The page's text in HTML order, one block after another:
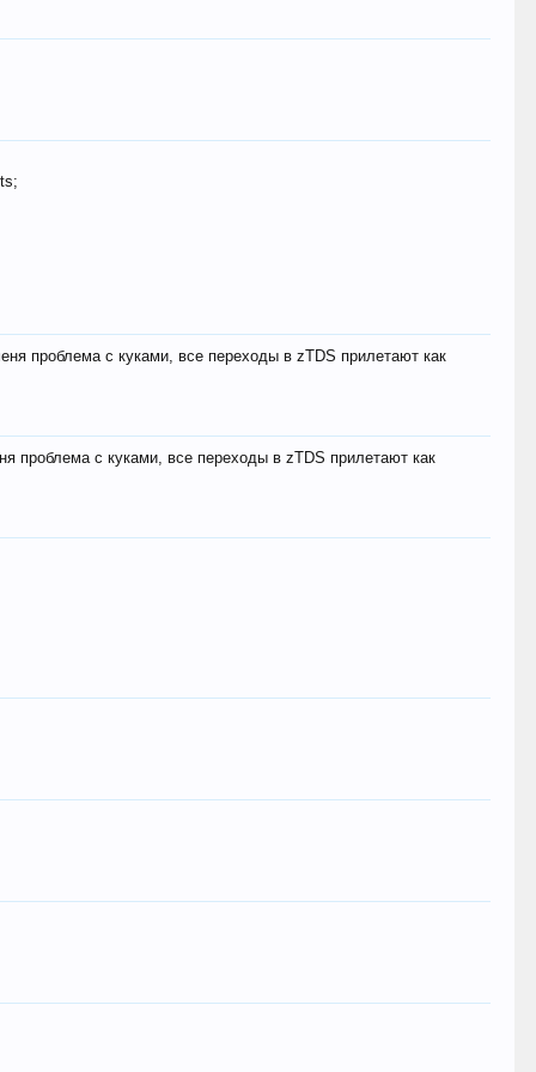
проблема с куками, все переходы в zTDS прилетают как
проблема с куками, все переходы в zTDS прилетают как